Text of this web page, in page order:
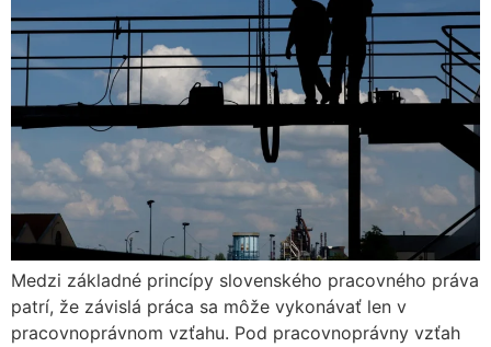
Medzi základné princípy slovenského pracovného práva
patrí, že závislá práca sa môže vykonávať len v
pracovnoprávnom vzťahu. Pod pracovnoprávny vzťah